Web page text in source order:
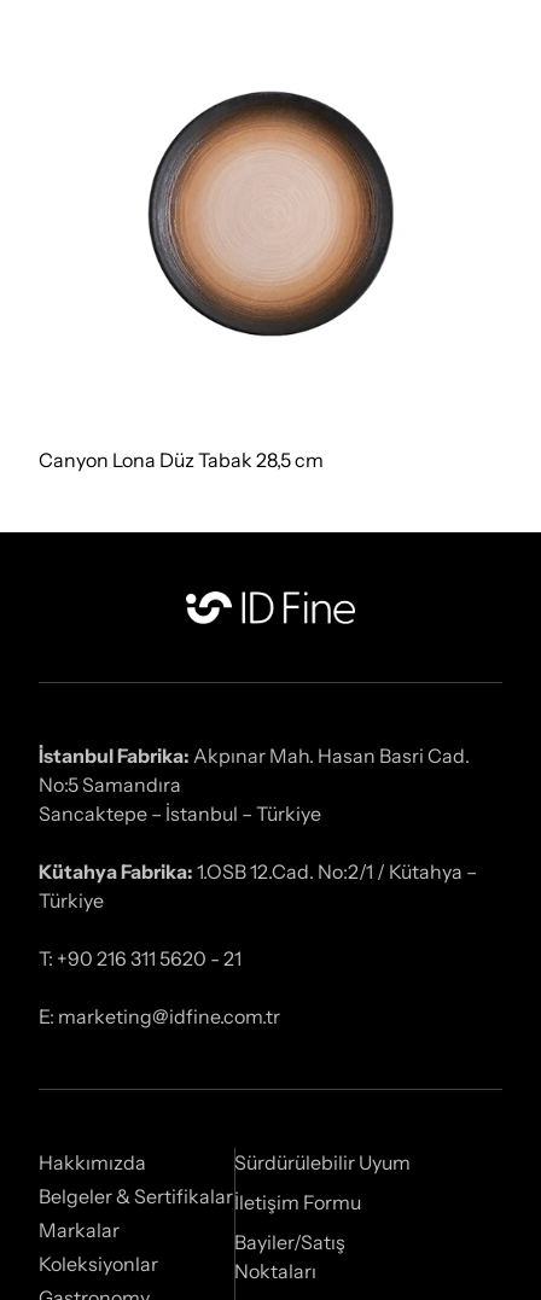
Canyon Lona Düz Tabak 28,5 cm
İstanbul Fabrika: Akpınar Mah. Hasan Basri Cad.
No:5 Samandıra
Sancaktepe – İstanbul – Türkiye
Kütahya Fabrika: 1.OSB 12.Cad. No:2/1 / Kütahya –
Türkiye
T: +90 216 311 5620 - 21
E: marketing@idfine.com.tr
Hakkımızda
Belgeler & Sertifikalar
Markalar
Koleksiyonlar
Sürdürülebilir Uyum
İletişim Formu
Bayiler/Satış
Noktaları